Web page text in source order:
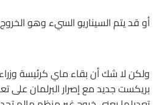
أو قد يتم السيناريو السيء وهو
ولكن لا شك أن بقاء ماي كرئيسة
بريكست جديد مع إصرار البرلمان على